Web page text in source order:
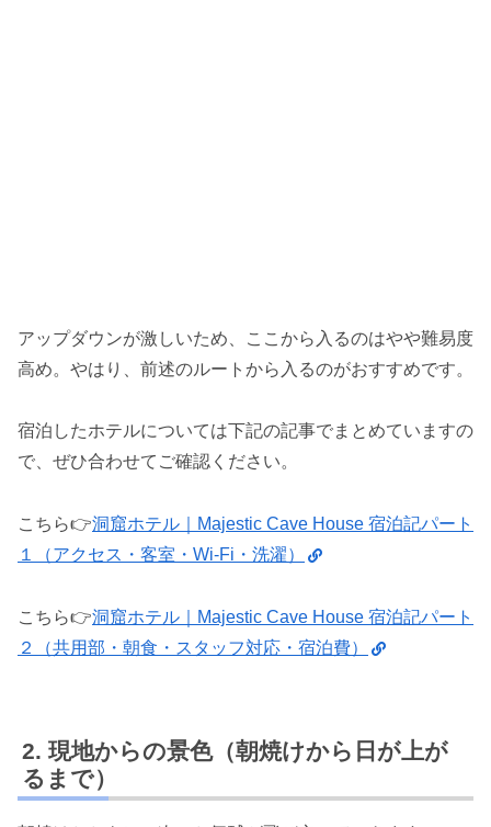
アップダウンが激しいため、ここから入るのはやや難易度
高め。やはり、前述のルートから入るのがおすすめです。
宿泊したホテルについては下記の記事でまとめていますの
で、ぜひ合わせてご確認ください。
こちら👉️洞窟ホテル｜Majestic Cave House 宿泊記パート
１（アクセス・客室・Wi-Fi・洗濯）
こちら👉️洞窟ホテル｜Majestic Cave House 宿泊記パート
２（共用部・朝食・スタッフ対応・宿泊費）
現地からの景色（朝焼けから日が上が
るまで）